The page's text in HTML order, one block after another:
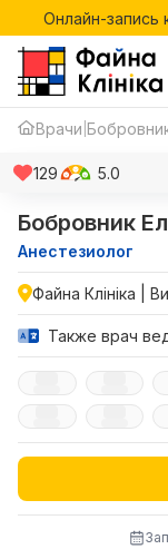
Онлайн-запись
Онлайн-запись
Врачи
129 5.0
Бобровник
Анестезиолог
Файна Клініка |
Также врач